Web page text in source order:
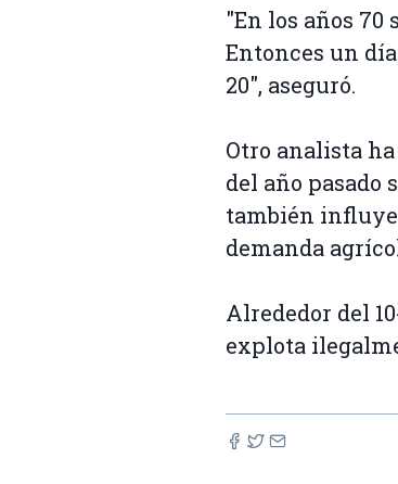
"En los años 70
Entonces un
20", aseguró.
Otro analista
del año pasado
también
demanda
Alrededor del
explota